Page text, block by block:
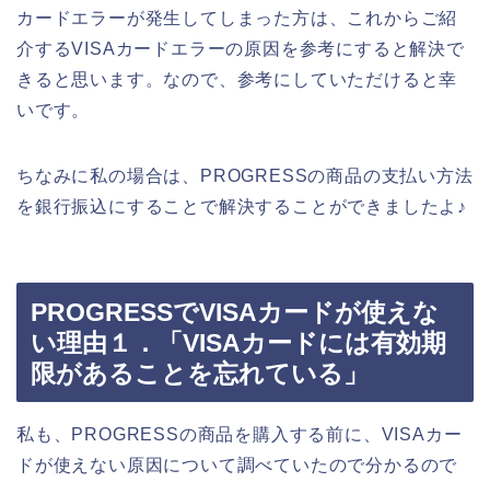
カードエラーが発生してしまった方は、これからご紹
介するVISAカードエラーの原因を参考にすると解決で
きると思います。なので、参考にしていただけると幸
いです。
ちなみに私の場合は、PROGRESSの商品の支払い方法
を銀行振込にすることで解決することができましたよ♪
PROGRESSでVISAカードが使えな
い理由１．「VISAカードには有効期
限があることを忘れている」
私も、PROGRESSの商品を購入する前に、VISAカー
ドが使えない原因について調べていたので分かるので